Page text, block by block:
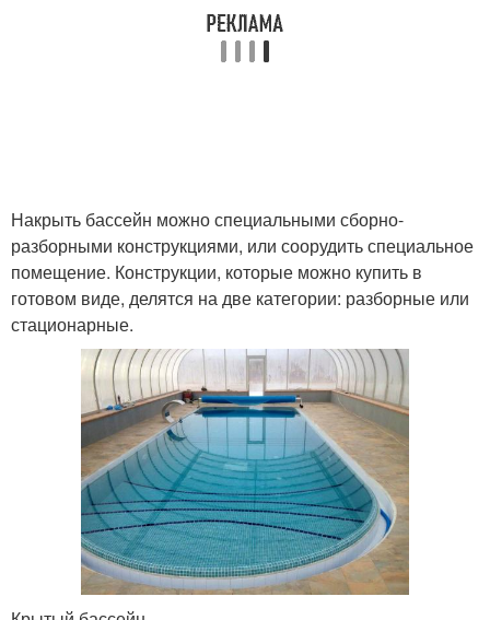
Накрыть бассейн можно специальными сборно-
разборными конструкциями, или соорудить специальное
помещение. Конструкции, которые можно купить в
готовом виде, делятся на две категории: разборные или
стационарные.